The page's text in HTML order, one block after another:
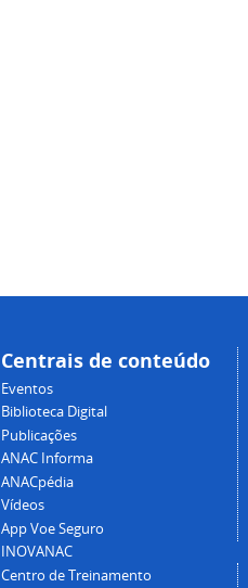
Centrais de conteúdo
Eventos
Biblioteca Digital
Publicações
ANAC Informa
ANACpédia
Vídeos
App Voe Seguro
INOVANAC
Centro de Treinamento